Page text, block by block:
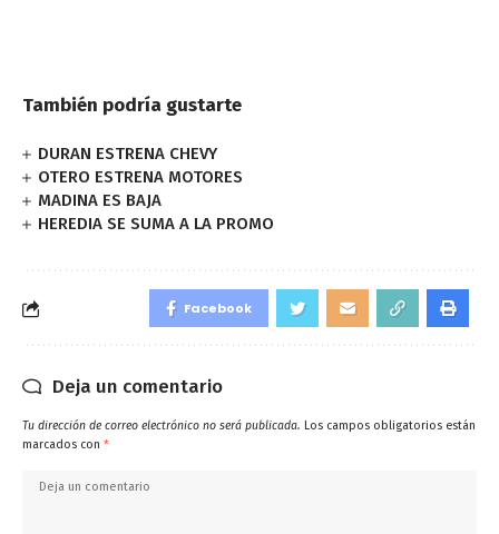
También podría gustarte
DURAN ESTRENA CHEVY
OTERO ESTRENA MOTORES
MADINA ES BAJA
HEREDIA SE SUMA A LA PROMO
Facebook
Deja un comentario
Tu dirección de correo electrónico no será publicada. Los campos obligatorios están
marcados con *